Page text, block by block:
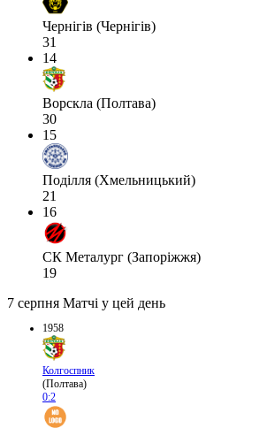
Чернігів (Чернігів)
31
14
Ворскла (Полтава)
30
15
Поділля (Хмельницький)
21
16
СК Металург (Запоріжжя)
19
7 серпня Матчі у цей день
1958
Колгоспник
(Полтава)
0:2